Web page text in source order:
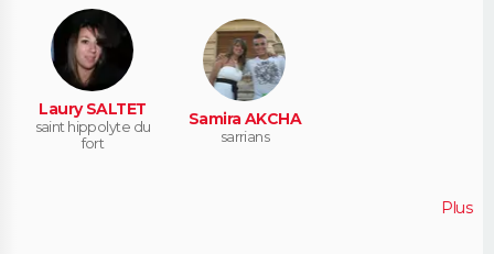
Laury SALTET
saint hippolyte du
fort
Samira AKCHA
sarrians
Plus